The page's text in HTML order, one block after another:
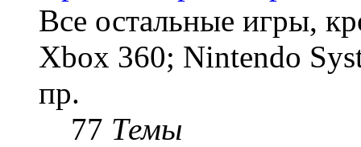
Все остальные игры,
Xbox 360; Nintendo
пр.
77 Темы